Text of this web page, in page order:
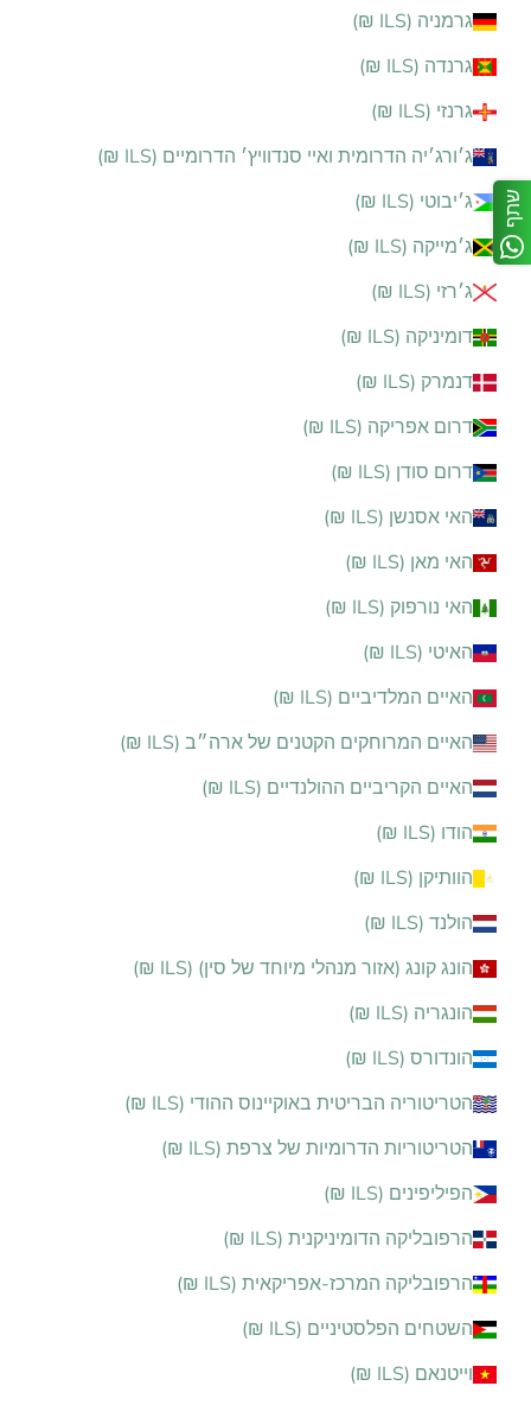
גרמניה (ILS ₪)
גרנדה (ILS ₪)
גרנזי (ILS ₪)
ג׳ורג׳יה הדרומית ואיי סנדוויץ׳ הדרומיים (ILS ₪)
ג׳יבוטי (ILS ₪)
ג׳מייקה (ILS ₪)
ג׳רזי (ILS ₪)
דומיניקה (ILS ₪)
דנמרק (ILS ₪)
דרום אפריקה (ILS ₪)
דרום סודן (ILS ₪)
האי אסנשן (ILS ₪)
האי מאן (ILS ₪)
האי נורפוק (ILS ₪)
האיטי (ILS ₪)
האיים המלדיביים (ILS ₪)
האיים המרוחקים הקטנים של ארה״ב (ILS ₪)
האיים הקריביים ההולנדיים (ILS ₪)
הודו (ILS ₪)
הוותיקן (ILS ₪)
הולנד (ILS ₪)
הונג קונג (אזור מנהלי מיוחד של סין) (ILS ₪)
הונגריה (ILS ₪)
הונדורס (ILS ₪)
הטריטוריה הבריטית באוקיינוס ההודי (ILS ₪)
הטריטוריות הדרומיות של צרפת (ILS ₪)
הפיליפינים (ILS ₪)
הרפובליקה הדומיניקנית (ILS ₪)
הרפובליקה המרכז-אפריקאית (ILS ₪)
השטחים הפלסטיניים (ILS ₪)
וייטנאם (ILS ₪)
שתף